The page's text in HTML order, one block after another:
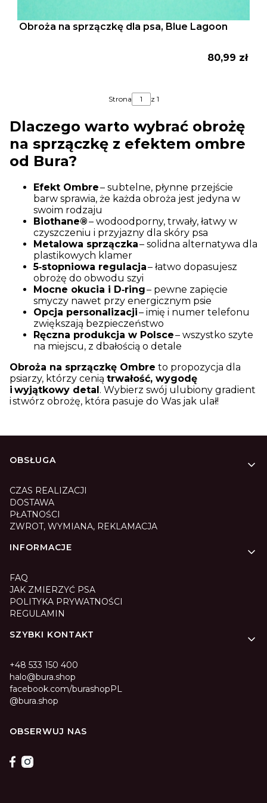
Obroża na sprzączkę dla psa, Blue Lagoon
Cena
80,99 zł
Strona z 1
Dlaczego warto wybrać obrożę
na sprzączkę z efektem ombre
od Bura?
Efekt Ombre– subtelne, płynne przejście
barw sprawia, że każda obroża jest jedyna w
swoim rodzaju
Biothane®– wodoodporny, trwały, łatwy w
czyszczeniu i przyjazny dla skóry psa
Metalowa sprzączka– solidna alternatywa dla
plastikowych klamer
5‑stopniowa regulacja– łatwo dopasujesz
obrożę do obwodu szyi
Mocne okucia i D‑ring– pewne zapięcie
smyczy nawet przy energicznym psie
Opcja personalizacji– imię i numer telefonu
zwiększają bezpieczeństwo
Ręczna produkcja w Polsce– wszystko szyte
na miejscu, z dbałością o detale
Obroża na sprzączkę Ombre to propozycja dla
psiarzy, którzy cenią trwałość, wygodę
i wyjątkowy detal. Wybierz swój ulubiony gradient
i stwórz obrożę, która pasuje do Was jak ulał!
Linki w stopce
OBSŁUGA
CZAS REALIZACJI
DOSTAWA
PŁATNOŚCI
ZWROT, WYMIANA, REKLAMACJA
INFORMACJE
FAQ
JAK ZMIERZYĆ PSA
POLITYKA PRYWATNOŚCI
REGULAMIN
SZYBKI KONTAKT
+48 533 150 400
halo@bura.shop
facebook.com/burashopPL
@bura.shop
OBSERWUJ NAS